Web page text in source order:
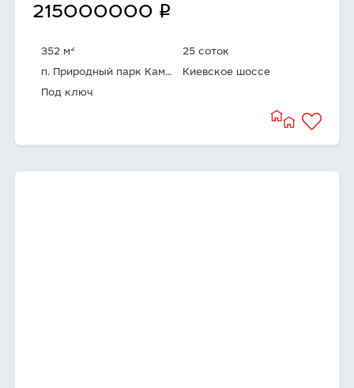
215000000 q
352 м2
25 соток
п. Природный парк Каменка
Киевское шоссе
Под ключ